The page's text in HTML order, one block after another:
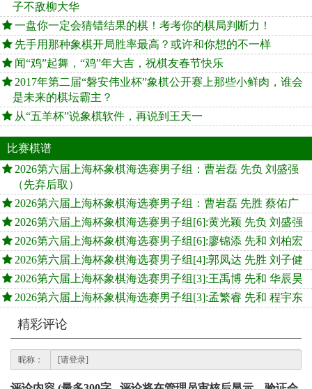
子不敌柳大华
一盘你一定会猜错结果的棋！考考你的棋局判断力！
先手用那种象棋开局胜率最高？或许和你想的不一样
闻“鸡”起舞，“鸡”年大吉，祝棋友春节快乐
2017年第二届“磐安伟业杯”象棋公开赛上那些小鲜肉，谁会
是未来的棋坛霸主？
从“五羊杯”说象棋软件，再说到王天一
比赛棋谱
2026第六届上海杯象棋海选赛男子组：曹岩磊 先负 刘盛强
（先弃后取）
2026第六届上海杯象棋海选赛男子组：曹岩磊 先胜 蔡佑广
2026第六届上海杯象棋海选赛男子组[6]:黄光颖 先负 刘盛强
2026第六届上海杯象棋海选赛男子组[6]:廖锦添 先和 刘柏宏
2026第六届上海杯象棋海选赛男子组[4]:郭凤达 先胜 刘子健
2026第六届上海杯象棋海选赛男子组[3]:王禹博 先和 华辰昊
2026第六届上海杯象棋海选赛男子组[3]:孟繁睿 先和 程宇东
精彩评论
昵称：